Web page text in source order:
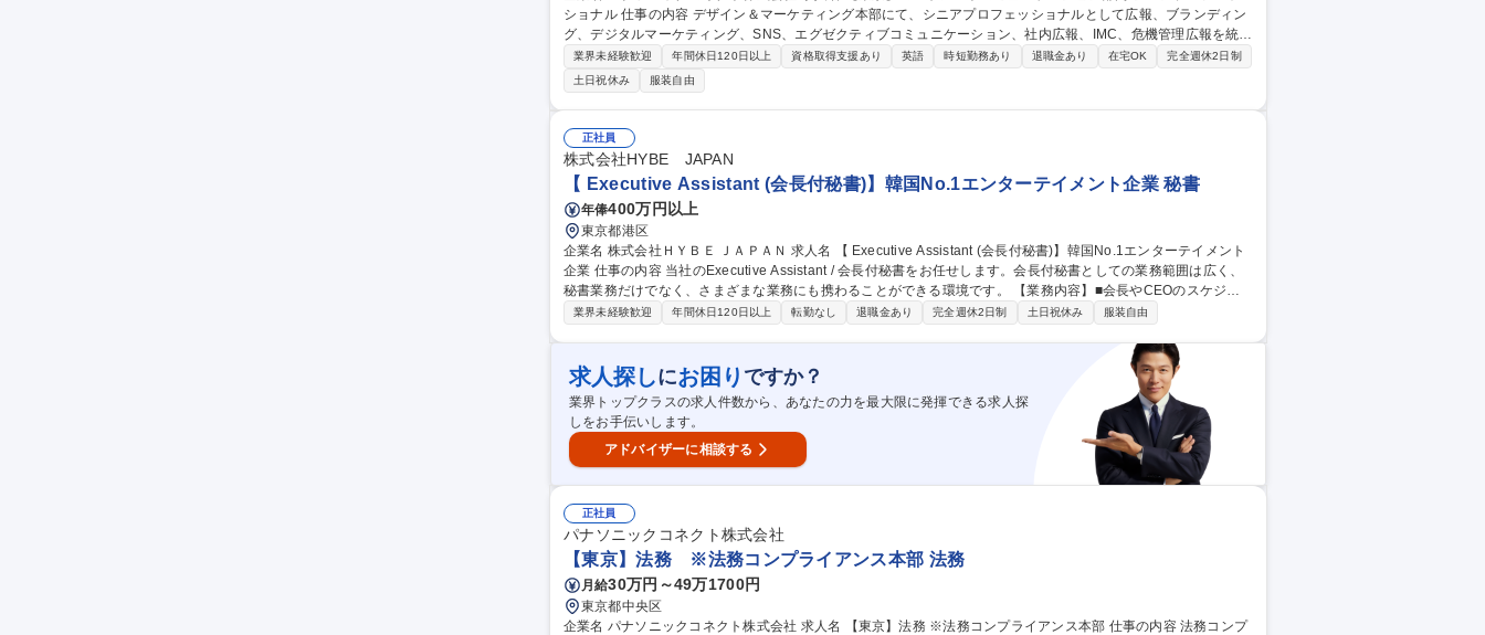
ショナル 仕事の内容 デザイン＆マーケティング本部にて、シニアプロフェッショナルとして広報、ブランディン
グ、デジタルマーケティング、SNS、エグゼクティブコミュニケーション、社内広報、IMC、危機管理広報を統括
します。 ■コーポレートブランディング戦略/対外広報戦略の企画立案/実行統括 ■経営層メッセージング/スピーチ/
登壇資料の企画監修 ■全社会議/社内報/イントラ/エンゲージメント向上施策の企画運営 ■Paid、Earned、Share
d、Ownedを横断したIMC設計、実行 ■危機管理広報、レピュテーションマネジメント ■KPI設定、効果測定、部
門予算、外部エージェンシー管理 【仕事の魅力】経営変革とブランド価値向上を一体で推進できます。 募集職種
【東京】コーポレートコミュニケーション部門 シニアプロフェッショナル
業界未経験歓迎 年間休日120日以上 資格取得支援あり 英語 時短勤務あり 退職金あり 在宅OK
完全週休2日制
土日祝休み
服装自由
正社員
株式会社HYBE JAPAN
【 Executive Assistant (会長付秘書)】韓国No.1エンターテイメント企業 秘書
年俸400万円以上
東京都港区
企業名 株式会社ＨＹＢＥ ＪＡＰＡＮ 求人名 【 Executive Assistant (会長付秘書)】韓国No.1エンターテイメント
企業 仕事の内容 当社のExecutive Assistant / 会長付秘書をお任せします。会長付秘書としての業務範囲は広く、
秘書業務だけでなく、さまざまな業務にも携わることができる環境です。 【業務内容】■会長やCEOのスケジュ
ール調整/管理 ■会議や社内外イベントにおける準備および調整 ■会議資料、議事録の作成 ■国内外出張・会食の手
までのご経験を活かしながら、HYBE JAPANでの業務を通じて、会社と共に成長できるチャンスです！ 募集職種
【 Executive Assistant (会長付秘書)】韓国No.1エンターテイメント企業
業界未経験歓迎 年間休日120日以上 転勤なし 退職金あり 完全週休2日制 土日祝休み 服装自由
求人探しにお困り ですか？
業界トップクラスの求人件数から、あなたの力を最大限に発揮できる求人探
しをお手伝いします。
アドバイザーに相談する
正社員
パナソニックコネクト株式会社
【東京】法務 ※法務コンプライアンス本部 法務
月給30万円～49万1700円
東京都中央区
企業名 パナソニックコネクト株式会社 求人名 【東京】法務 ※法務コンプライアンス本部 仕事の内容 法務コンプ